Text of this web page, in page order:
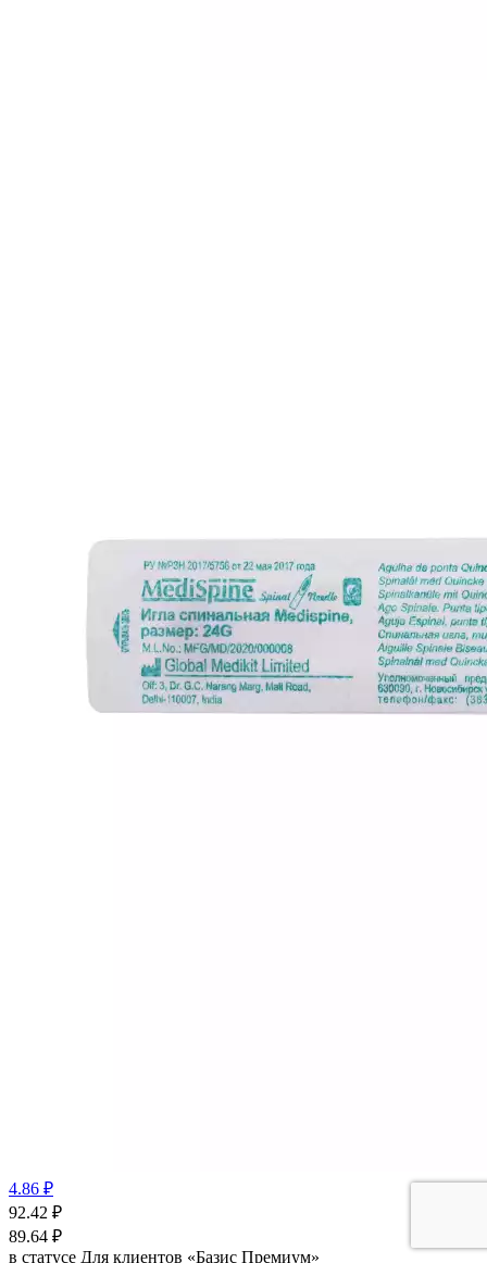
4.86 ₽
92.42 ₽
89.64 ₽
в статусе Для клиентов «Базис Премиум»